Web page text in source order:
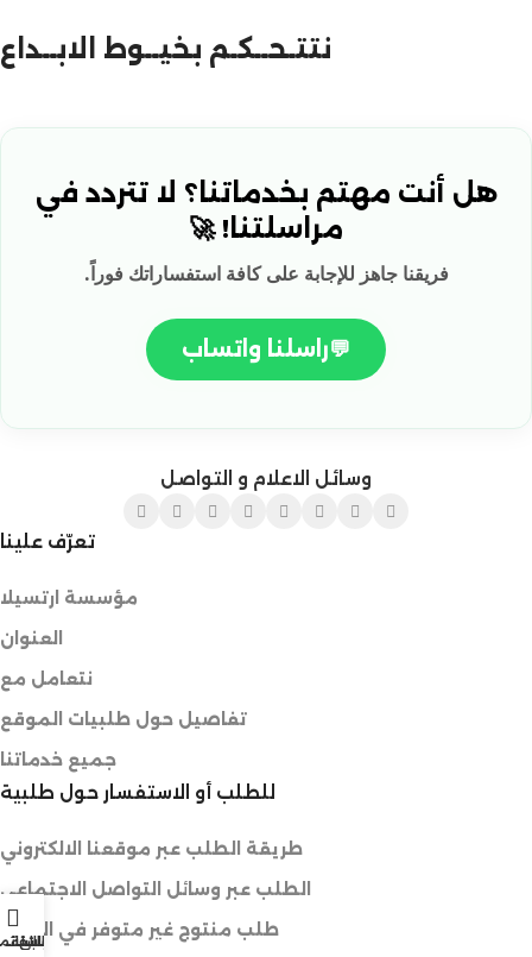
نتتـحــكـم بخيــوط الابــداع
هل أنت مهتم بخدماتنا؟ لا تتردد في
مراسلتنا! 🚀
فريقنا جاهز للإجابة على كافة استفساراتك فوراً.
💬راسلنا واتساب
وسائل الاعلام و التواصل
تعرّف علينا
مؤسسة ارتسيلا
العنوان
نتعامل مع
تفاصيل حول طلبيات الموقع
جميع خدماتنا
للطلب أو الاستفسار حول طلبية
طريقة الطلب عبر موقعنا الالكتروني
الطلب عبر وسائل التواصل الاجتماعي
طلب منتوج غير متوفر في المتجر
السلة
حسابي
الرغبات